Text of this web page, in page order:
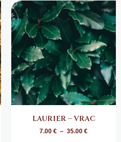
LAURIER – VRAC
7.00 € – 35.00 €